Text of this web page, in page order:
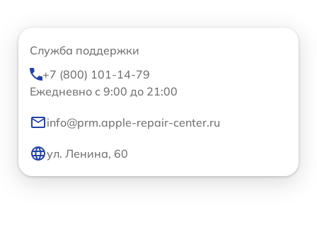
Служба поддержки
+7 (800) 101-14-79
Ежедневно с 9:00 до 21:00
info@prm.apple-repair-center.ru
ул. Ленина, 60